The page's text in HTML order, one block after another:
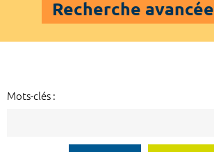
Recherche avancée
Mots-clés :